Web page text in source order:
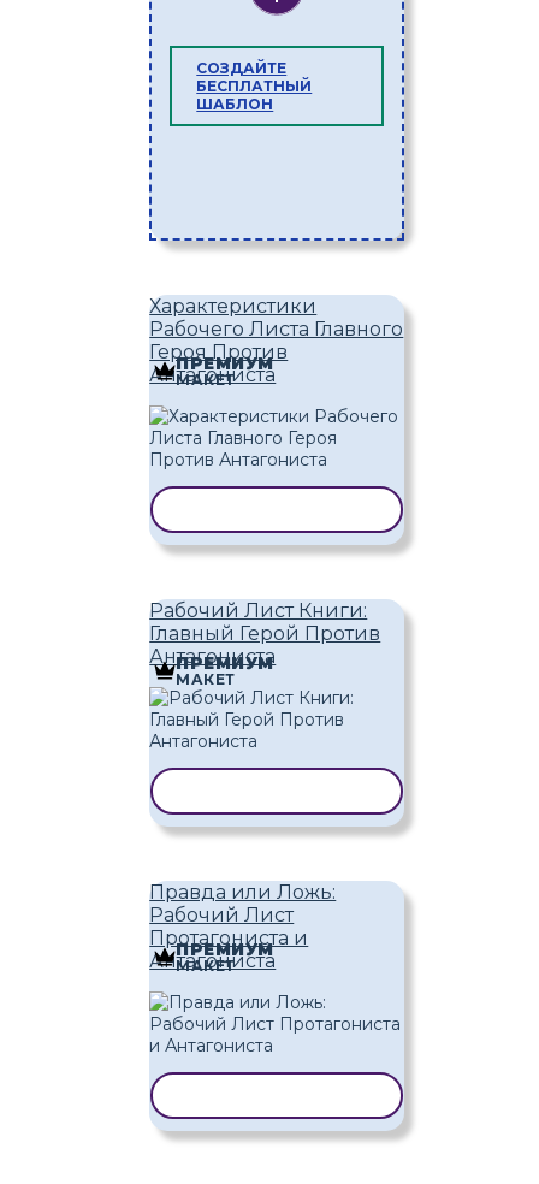
СОЗДАЙТЕ
БЕСПЛАТНЫЙ
ШАБЛОН
Характеристики
Рабочего Листа Главного
Героя Против
Антагониста
ПРЕМИУМ
МАКЕТ
Рабочий Лист Книги:
Главный Герой Против
Антагониста
ПРЕМИУМ
МАКЕТ
Правда или Ложь:
Рабочий Лист
Протагониста и
Антагониста
ПРЕМИУМ
МАКЕТ